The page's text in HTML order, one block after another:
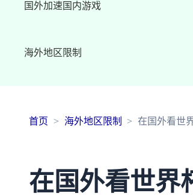
国外加速国内游戏
海外地区限制
首页 海外地区限制 在国外看世
在国外看世界